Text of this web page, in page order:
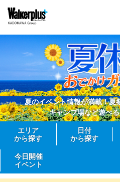
夏のイベント情報が満載！夏
キャンプ場など遊べ
エリア
から探す
日付
から探す
今日開催
イベント